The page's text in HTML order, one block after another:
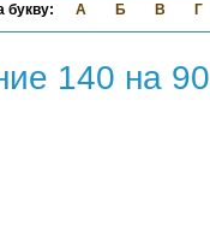
А Б В Г
140 на 90